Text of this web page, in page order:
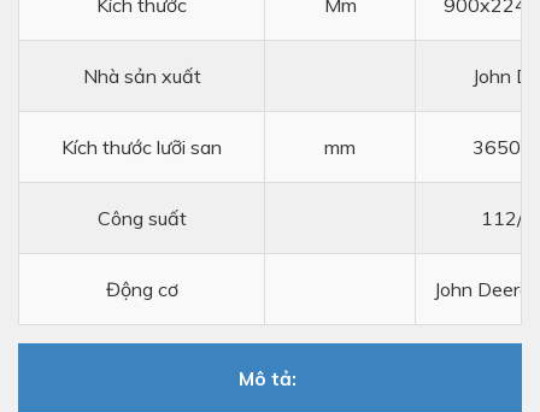
Nhà sản xuất John
Kích thước lưỡi san mm
Công suất 112/
Động cơ John
Mô tả: